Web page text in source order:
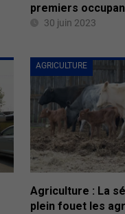
premiers
30 juin 2023
AGRICULTURE
Agriculture : La
plein fouet les